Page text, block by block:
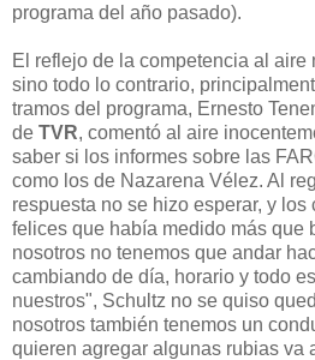
programa del año pasado).
El reflejo de la competencia al aire
sino todo lo contrario,
tramos del programa, Ernesto
de TVR, comentó al aire
saber si los informes sobre las
como los de Nazarena Vélez. Al
respuesta no se hizo esperar, y
felices que había medido más que
nosotros no tenemos que andar
cambiando de día, horario y todo
nuestros", Schultz no se quiso
nosotros también tenemos un
quieren agregar algunas rubias va